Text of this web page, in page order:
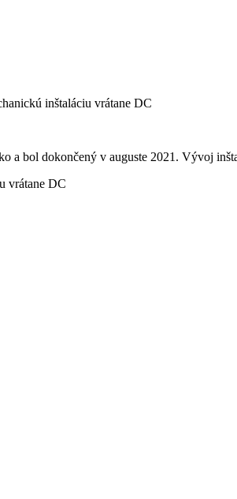
inštaláciu vrátane DC
a bol dokončený v auguste 2021. Vývoj
vrátane DC